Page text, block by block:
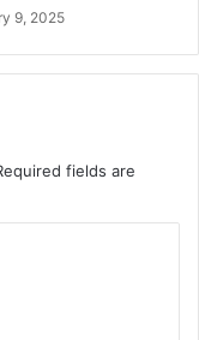
9, 2025
fields are